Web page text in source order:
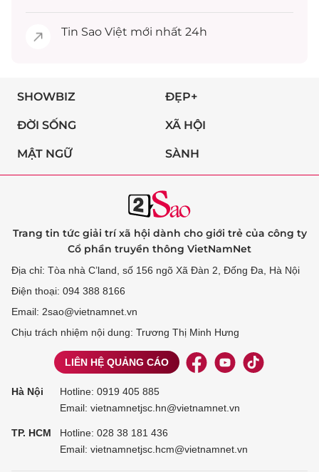
Tin Sao Việt mới nhất 24h
SHOWBIZ ĐẸP+
ĐỜI SỐNG XÃ HỘI
MẬT NGỮ SÀNH
Trang tin tức giải trí xã hội dành cho giới trẻ của công ty
Cổ phần truyền thông VietNamNet
Địa chỉ: Tòa nhà C’land, số 156 ngõ Xã Đàn 2, Đống Đa, Hà Nội
Điện thoại: 094 388 8166
Email: 2sao@vietnamnet.vn
Chịu trách nhiệm nội dung: Trương Thị Minh Hưng
LIÊN HỆ QUẢNG CÁO
Hà Nội Hotline: 0919 405 885
Email: vietnamnetjsc.hn@vietnamnet.vn
TP. HCM Hotline: 028 38 181 436
Email: vietnamnetjsc.hcm@vietnamnet.vn